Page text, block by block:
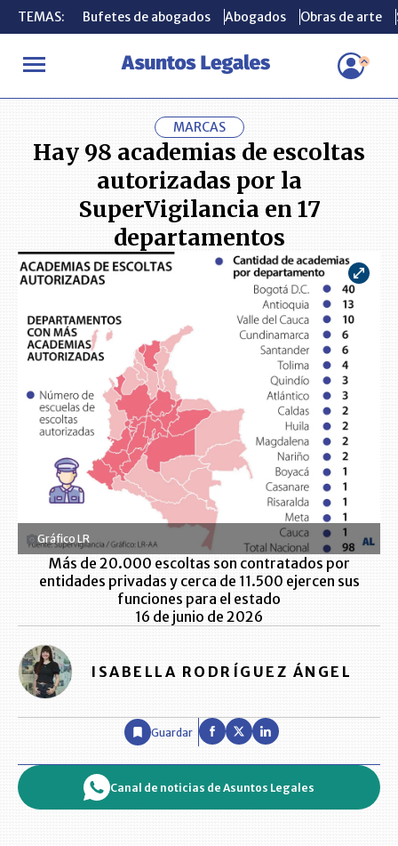
TEMAS: Bufetes de abogados Abogados Obras de arte
INICIO ACTUALIDAD Hay 98 academias de escoltas
TEMAS: Bufetes de abogados Abogados Obras de arte
MARCAS
Hay 98 academias de escoltas
autorizadas por la
SuperVigilancia en 17
departamentos
Gráfico LR
Más de 20.000 escoltas son contratados por
entidades privadas y cerca de 11.500 ejercen sus
funciones para el estado
16 de junio de 2026
ISABELLA RODRÍGUEZ ÁNGEL
Guardar
Canal de noticias de Asuntos Legales